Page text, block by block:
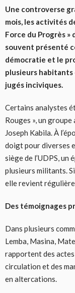
Une controverse
mois, les activités
Force du Progrès »
souvent présenté
démocratie et le
plusieurs
jugés inciviques.
Certains analystes
Rouges », un
Joseph Kabila. À
doigt pour diverses
siège de l’UDPS,
plusieurs militants.
elle revient
Des témoignages
Dans plusieurs
Lemba, Masina,
rapportent des
circulation et des
en altercations.